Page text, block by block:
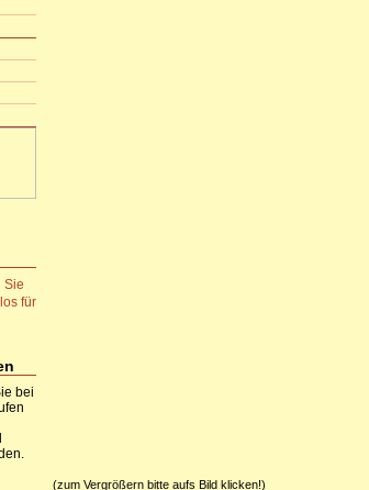
Sie
für
bei
(zum Vergrößern bitte aufs Bild klicken!)